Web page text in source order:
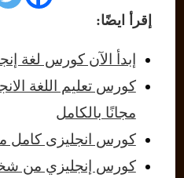
إقرأ ايضًا:
إبدأ الآن كورس لغة
كورس تعليم اللغة
مجانًا بالكامل
كورس انجليزى كامل
كورس إنجليزي من